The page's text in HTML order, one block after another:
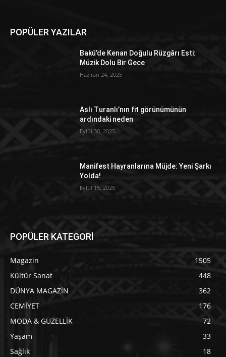
POPÜLER YAZILAR
Bakü’de Kenan Doğulu Rüzgârı Esti:
Müzik Dolu Bir Gece
Haziran 24, 2025
Aslı Turanlı’nın fit görünümünün
ardındaki neden
Eylül 30, 2025
Manifest Hayranlarına Müjde: Yeni Şarkı
Yolda!
Eylül 15, 2025
POPÜLER KATEGORİ
Magazin
1505
Kültür Sanat
448
DÜNYA MAGAZİN
362
CEMİYET
176
MODA & GÜZELLİK
72
Yaşam
33
Sağlık
18